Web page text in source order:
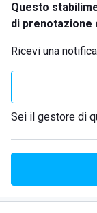
Questo
di prenotazione
Ricevi una
Sei il gestore di